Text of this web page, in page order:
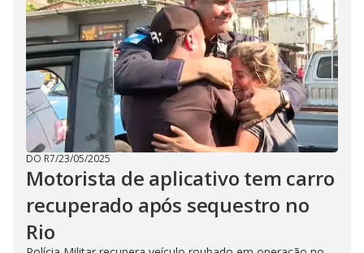
DO R7/23/05/2025
Motorista de aplicativo tem carro
recuperado após sequestro no
Rio